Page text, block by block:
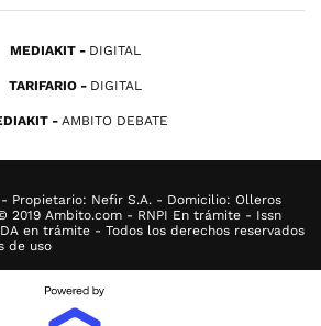
MEDIAKIT DIGITAL
TARIFARIO DIGITAL
AMBITO DEBATE
Propietario: Nefir S.A. - Domicilio: Olleros
2019 Ambito.com - RNPI En trámite - Issn
en trámite - Todos los derechos reservados
de uso